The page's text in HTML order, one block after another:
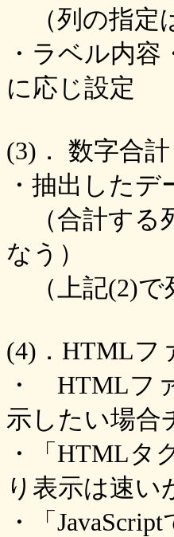
（列の指定
・ラベル内
に応じ設定
(3)． 数字合計
・抽出した
（合計する
なう）
（上記(2)で
(4)．HTMLフ
・ HTMLフ
示したい場合
・「HTML
り表示は速
・「